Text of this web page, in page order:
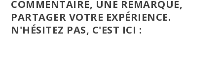
COMMENTAIRE, UNE REMARQUE,
PARTAGER VOTRE EXPÉRIENCE.
N'HÉSITEZ PAS, C'EST ICI :